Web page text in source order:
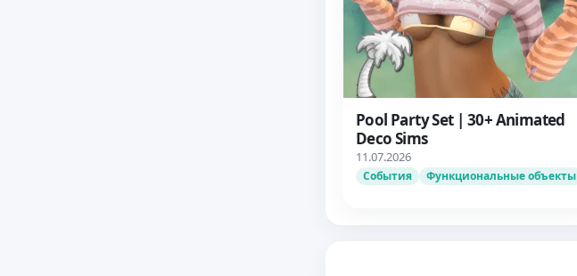
Pool Party Set | 30+ Animated
Deco Sims
11.07.2026
События Функциональные объекты